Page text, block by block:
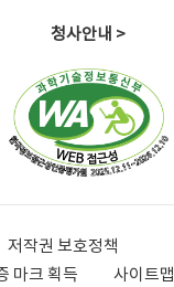
청사안내 >
저작권 보호정책
마크 획득
사이트맵